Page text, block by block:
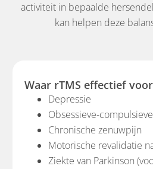
activiteit in bepaalde
kan helpen deze
Waar rTMS effectief
Depressie
Obsessieve-
Chronische zenuwpijn
Motorische revalidatie
Ziekte van Parkinson